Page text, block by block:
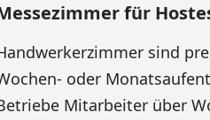
für
sind
oder
Mitarbeiter über